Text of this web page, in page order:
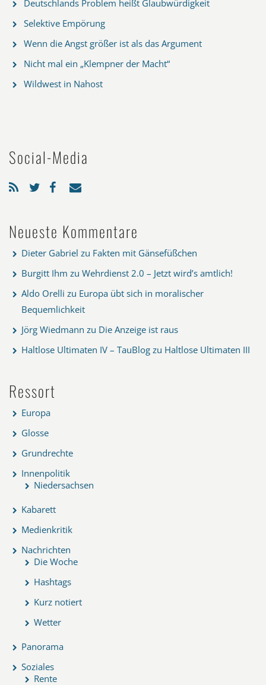
Deutschlands Problem heißt Glaubwürdigkeit
Selektive Empörung
Wenn die Angst größer ist als das Argument
Nicht mal ein „Klempner der Macht“
Wildwest in Nahost
Social-Media
Neueste Kommentare
Dieter Gabriel zu Fakten mit Gänsefüßchen
Burgitt Ihm zu Wehrdienst 2.0 – Jetzt wird’s amtlich!
Aldo Orelli zu Europa übt sich in moralischer
Bequemlichkeit
Jörg Wiedmann zu Die Anzeige ist raus
Haltlose Ultimaten IV – TauBlog zu Haltlose Ultimaten III
Ressort
Europa
Glosse
Grundrechte
Innenpolitik
Niedersachsen
Kabarett
Medienkritik
Nachrichten
Die Woche
Hashtags
Kurz notiert
Wetter
Panorama
Soziales
Rente